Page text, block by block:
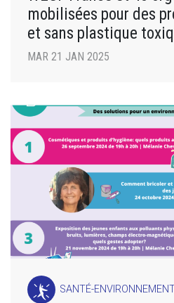
mobilisées pour des
et sans plastique
MAR 21 JAN 2025
SANTÉ-